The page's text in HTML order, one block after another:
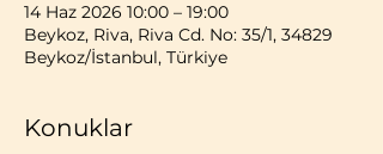
14 Haz 2026 10:00 – 19:00
Beykoz, Riva, Riva Cd. No: 35/1, 34829
Beykoz/İstanbul, Türkiye
Konuklar